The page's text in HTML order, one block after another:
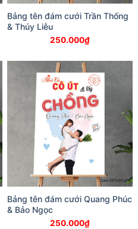
Bảng tên đám cưới Trần Thống
& Thúy Liễu
250.000₫
Bảng tên đám cưới Quang Phúc
& Bảo Ngọc
250.000₫